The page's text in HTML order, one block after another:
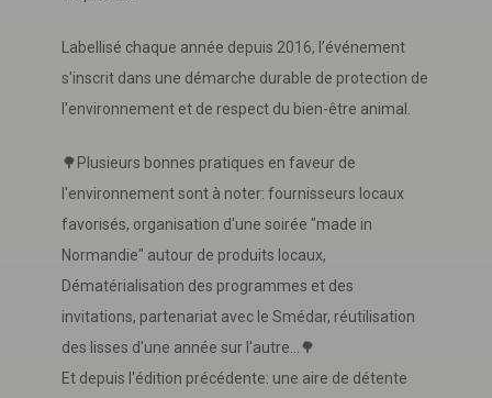
Labellisé chaque année depuis 2016, l’événement
s'inscrit dans une démarche durable de protection de
l'environnement et de respect du bien-être animal.
🌳Plusieurs bonnes pratiques en faveur de
l'environnement sont à noter: fournisseurs locaux
favorisés, organisation d'une soirée "made in
Normandie" autour de produits locaux,
Dématérialisation des programmes et des
invitations, partenariat avec le Smédar, réutilisation
des lisses d'une année sur l'autre...🌳
Et depuis l'édition précédente: une aire de détente